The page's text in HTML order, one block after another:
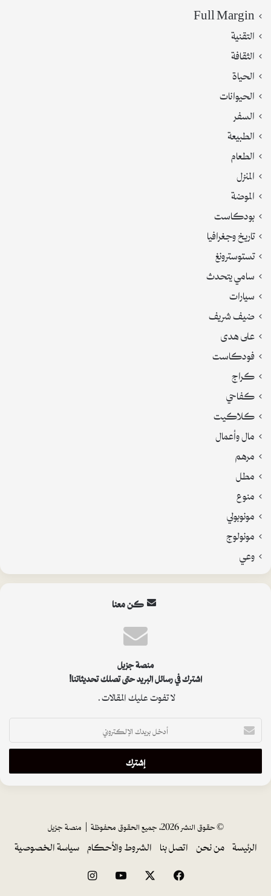
Full Margin
التقنية
الثقافة
الحياة
الحيوانات
السفر
الطبيعة
الطعام
المنزل
الموضة
بودكاست
تاريخ وجغرافيا
تستوسترونغ
سامي يتحدث
سيارات
ضيف شريف
على هدى
فودكاست
كراج
كفاحي
كلاكيت
مال وأعمال
مرهم
مطل
منوع
مونوبولي
مونولوج
وعي
كن معنا
منصة جزيل
اشترك في رسائل البريد حتى تصلك تحديثاتنا!
لا تفوت عليك المقالات.
أ
د
خ
ب
ر
© حقوق النشر 2026، جميع الحقوق محفوظة | منصة جزيل
الرئيسة من نحن اتصل بنا الشروط والأحكام سياسة الخصوصية
فيسبوك ‫YouTube